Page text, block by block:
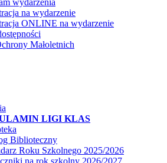
na wydarzenie
ONLINE na wydarzenie
Małoletnich
LIGI KLAS
Biblioteczny
Roku Szkolnego 2025/2026
na rok szkolny 2026/2027